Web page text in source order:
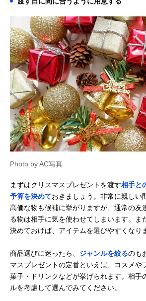
Photo by AC写真
まずはクリスマスプレゼントを渡す相手と
予算を決めておきましょう。非常に親しい
高価な物も候補に挙がりますが、通常の友
る物は相手に気を使わせてしまいます。ま
決めておけば、アイテムを選びやすくなり
商品選びに迷ったら、 ジャンルを絞るのも
マスプレゼントの定番といえば、コスメや
菓子・ドリンクなどが挙げられます。相手
ルを考慮して選んでみてください。